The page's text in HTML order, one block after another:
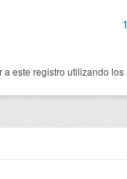
1
a este registro utilizando los